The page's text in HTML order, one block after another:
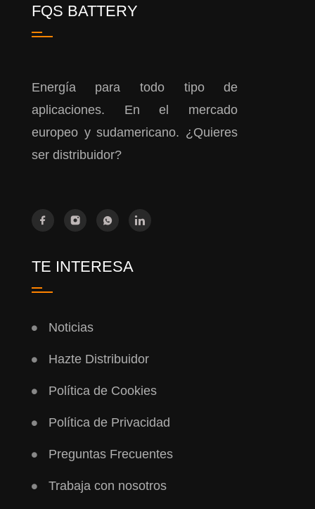
FQS BATTERY
Energía para todo tipo de
aplicaciones. En el mercado
europeo y sudamericano. ¿Quieres
ser distribuidor?
TE INTERESA
Noticias
Hazte Distribuidor
Política de Cookies
Política de Privacidad
Preguntas Frecuentes
Trabaja con nosotros